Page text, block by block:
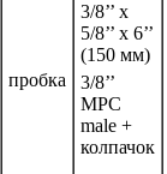
пробка
3/8’’ х
5/8’’ х 6’’
(150 мм)
3/8’’
MPC
male +
колпачок